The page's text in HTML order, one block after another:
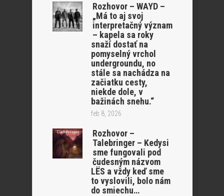
Rozhovor – WAYD –
„Má to aj svoj
interpretačný význam
– kapela sa roky
snaží dostať na
pomyselný vrchol
undergroundu, no
stále sa nachádza na
začiatku cesty,
niekde dole, v
bažinách snehu.“
feb 8, 2026
Rozhovor –
Talebringer – Kedysi
sme fungovali pod
čudesným názvom
LËS a vždy keď sme
to vyslovili, bolo nám
do smiechu…